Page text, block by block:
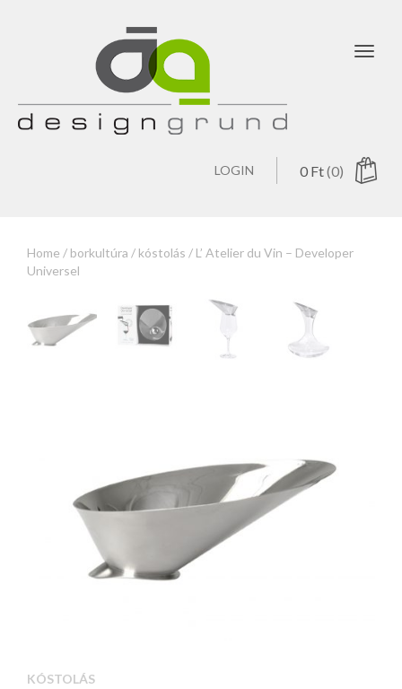
0 Ft(0)
LOGIN
Home / borkultúra / kóstolás / L’ Atelier du Vin – Developer
Universel
KÓSTOLÁS